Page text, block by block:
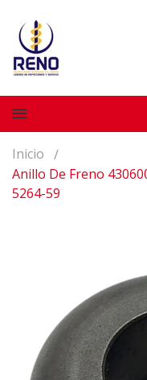
Inicio
Anillo De Freno
5264-59